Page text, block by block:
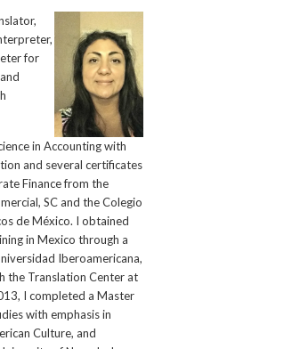
for
in Accounting with
and several certificates
Finance from the
SC and the Colegio
de México. I obtained
in Mexico through a
Iberoamericana,
the Translation Center at
I completed a Master
with emphasis in
Culture, and